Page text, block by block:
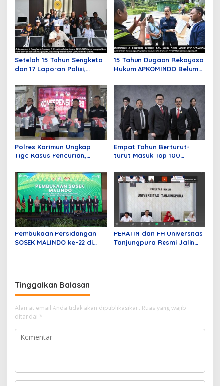
Setelah 15 Tahun Sengketa
dan 17 Laporan Polisi,
Kepastian Administrasi
Perkara Kasasi Nomor 431
K/TUN/2026
15 Tahun Dugaan Rekayasa
Hukum APKOMINDO Belum
Nomor 431 Diterima MA
pada Mei Lalu
Polres Karimun Ungkap
Tiga Kasus Pencurian,
Jenis Sabu
Empat Tahun Berturut-
turut Masuk Top 100
Mustika Raja Law Office
Perkuat Peran sebagai
Mitra Strategis Dunia
Pembukaan Persidangan
SOSEK MALINDO ke-22 di
PERATIN dan FH Universitas
Tanjungpura Resmi Jalin
Tinggalkan Balasan
Alamat email Anda tidak akan dipublikasikan. Ruas yang wajib
ditandai *